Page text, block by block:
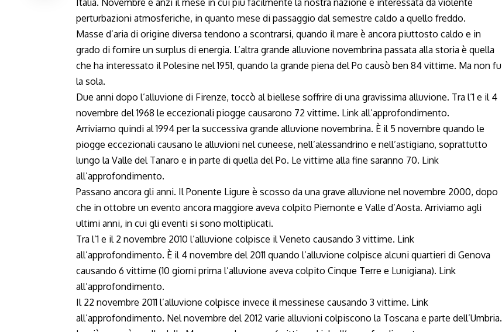
Italia. Novembre è anzi il mese in cui più facilmente la nostra nazione è interessata da violente
perturbazioni atmosferiche, in quanto mese di passaggio dal semestre caldo a quello freddo.
Masse d’aria di origine diversa tendono a scontrarsi, quando il mare è ancora piuttosto caldo e in
grado di fornire un surplus di energia. L’altra grande alluvione novembrina passata alla storia è quella
che ha interessato il Polesine nel 1951, quando la grande piena del Po causò ben 84 vittime. Ma non fu
la sola.
Due anni dopo l’alluvione di Firenze, toccò al biellese soffrire di una gravissima alluvione. Tra l’1 e il 4
novembre del 1968 le eccezionali piogge causarono 72 vittime. Link all’approfondimento.
Arriviamo quindi al 1994 per la successiva grande alluvione novembrina. È il 5 novembre quando le
piogge eccezionali causano le alluvioni nel cuneese, nell’alessandrino e nell’astigiano, soprattutto
lungo la Valle del Tanaro e in parte di quella del Po. Le vittime alla fine saranno 70. Link
all’approfondimento.
Passano ancora gli anni. Il Ponente Ligure è scosso da una grave alluvione nel novembre 2000, dopo
che in ottobre un evento ancora maggiore aveva colpito Piemonte e Valle d’Aosta. Arriviamo agli
ultimi anni, in cui gli eventi si sono moltiplicati.
Tra l’1 e il 2 novembre 2010 l’alluvione colpisce il Veneto causando 3 vittime. Link
all’approfondimento. È il 4 novembre del 2011 quando l’alluvione colpisce alcuni quartieri di Genova
causando 6 vittime (10 giorni prima l’alluvione aveva colpito Cinque Terre e Lunigiana). Link
all’approfondimento.
Il 22 novembre 2011 l’alluvione colpisce invece il messinese causando 3 vittime. Link
all’approfondimento. Nel novembre del 2012 varie alluvioni colpiscono la Toscana e parte dell’Umbria.